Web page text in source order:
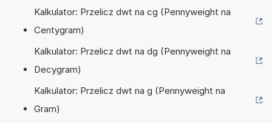
Kalkulator: Przelicz dwt na cg (Pennyweight na
Centygram)
Kalkulator: Przelicz dwt na dg (Pennyweight na
Decygram)
Kalkulator: Przelicz dwt na g (Pennyweight na
Gram)